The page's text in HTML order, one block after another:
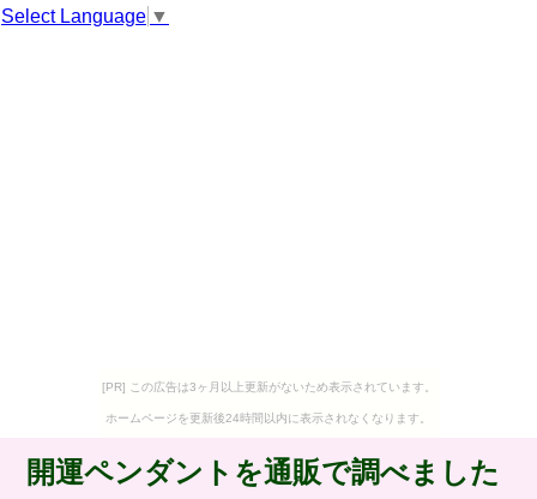
Select Language ▼
[PR] この広告は3ヶ月以上更新がないため表示されています。
ホームページを更新後24時間以内に表示されなくなります。
開運ペンダントを通販で調べました